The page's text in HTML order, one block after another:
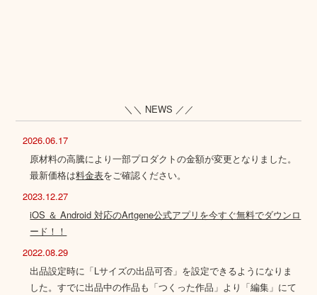
＼＼ NEWS ／／
2026.06.17
原材料の高騰により一部プロダクトの金額が変更となりました。
最新価格は料金表をご確認ください。
2023.12.27
iOS ＆ Android 対応のArtgene公式アプリを今すぐ無料でダウンロ
ード！！
2022.08.29
出品設定時に「Lサイズの出品可否」を設定できるようになりま
した。すでに出品中の作品も「つくった作品」より「編集」にて